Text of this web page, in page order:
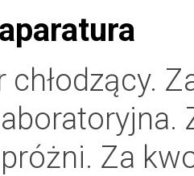
chłodzący.
Za